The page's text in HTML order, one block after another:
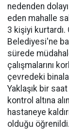
nedenden dolayı
eden mahalle
3 kişiyi
Belediyesi'ne
sürede
çalışmalarını
çevredeki
Yaklaşık bir
kontrol altına
hastaneye
olduğu öğrenildi.